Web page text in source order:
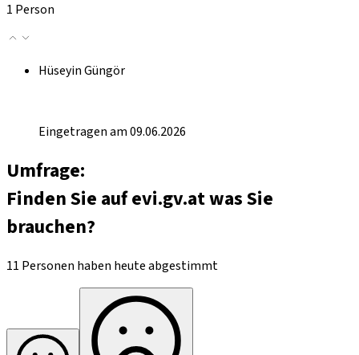
1 Person
Hüseyin Güngör
Eingetragen am 09.06.2026
Umfrage:
Finden Sie auf evi.gv.at was Sie
brauchen?
11 Personen haben heute abgestimmt